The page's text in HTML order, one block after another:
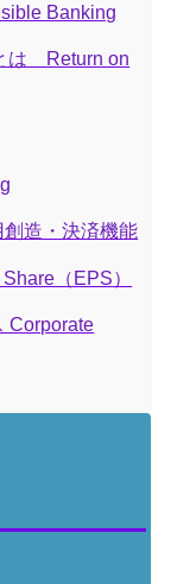
Banking
は Return on
造・決済機能
（EPS）
Corporate